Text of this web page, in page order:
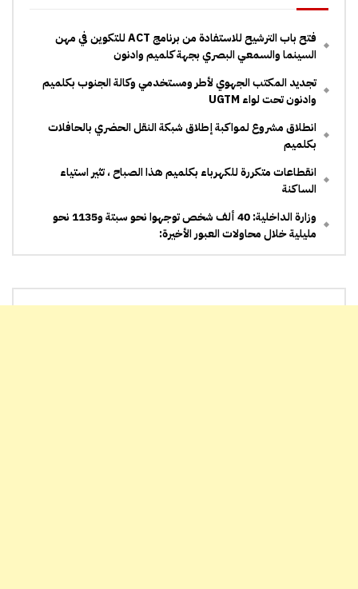
فتح باب الترشيح للاستفادة من برنامج ACT للتكوين في مهن
السينما والسمعي البصري بجهة كلميم وادنون
تجديد المكتب الجهوي لأطر ومستخدمي وكالة الجنوب بكلميم
وادنون تحت لواء UGTM
انطلاق مشروع لمواكبة إطلاق شبكة النقل الحضري بالحافلات
بكلميم
انقطاعات متكررة للكهرباء بكلميم هذا الصباح ، تثير استياء
الساكنة
وزارة الداخلية: 40 ألف شخص توجهوا نحو سبتة و1135 نحو
مليلية خلال محاولات العبور الأخيرة: